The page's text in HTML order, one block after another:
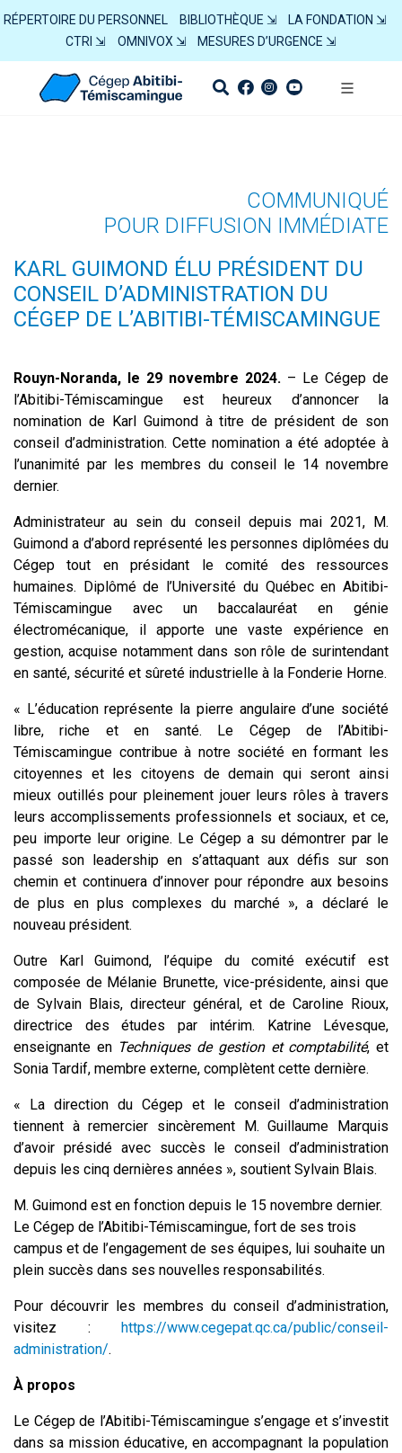
RÉPERTOIRE DU PERSONNEL BIBLIOTHÈQUE ⇲
LA FONDATION ⇲
CTRI ⇲
OMNIVOX ⇲ MESURES D’URGENCE ⇲
COMMUNIQUÉ
POUR DIFFUSION IMMÉDIATE
KARL GUIMOND ÉLU PRÉSIDENT DU
CONSEIL D’ADMINISTRATION DU
CÉGEP DE L’ABITIBI-TÉMISCAMINGUE
Rouyn-Noranda, le 29 novembre 2024. – Le Cégep de
l’Abitibi-Témiscamingue est heureux d’annoncer la
nomination de Karl Guimond à titre de président de son
conseil d’administration. Cette nomination a été adoptée à
l’unanimité par les membres du conseil le 14 novembre
dernier.
Administrateur au sein du conseil depuis mai 2021, M.
Guimond a d’abord représenté les personnes diplômées du
Cégep tout en présidant le comité des ressources
humaines. Diplômé de l’Université du Québec en Abitibi-
Témiscamingue avec un baccalauréat en génie
électromécanique, il apporte une vaste expérience en
gestion, acquise notamment dans son rôle de surintendant
en santé, sécurité et sûreté industrielle à la Fonderie Horne.
« L’éducation représente la pierre angulaire d’une société
libre, riche et en santé. Le Cégep de l’Abitibi-
Témiscamingue contribue à notre société en formant les
citoyennes et les citoyens de demain qui seront ainsi
mieux outillés pour pleinement jouer leurs rôles à travers
leurs accomplissements professionnels et sociaux, et ce,
peu importe leur origine. Le Cégep a su démontrer par le
passé son leadership en s’attaquant aux défis sur son
chemin et continuera d’innover pour répondre aux besoins
de plus en plus complexes du marché », a déclaré le
nouveau président.
Outre Karl Guimond, l’équipe du comité exécutif est
composée de Mélanie Brunette, vice-présidente, ainsi que
de Sylvain Blais, directeur général, et de Caroline Rioux,
directrice des études par intérim. Katrine Lévesque,
enseignante en Techniques de gestion et comptabilité, et
Sonia Tardif, membre externe, complètent cette dernière.
« La direction du Cégep et le conseil d’administration
tiennent à remercier sincèrement M. Guillaume Marquis
d’avoir présidé avec succès le conseil d’administration
depuis les cinq dernières années », soutient Sylvain Blais.
M. Guimond est en fonction depuis le 15 novembre dernier.
Le Cégep de l’Abitibi-Témiscamingue, fort de ses trois
campus et de l’engagement de ses équipes, lui souhaite un
plein succès dans ses nouvelles responsabilités.
Pour découvrir les membres du conseil d’administration,
visitez : https://www.cegepat.qc.ca/public/conseil-
administration/.
À propos
Le Cégep de l’Abitibi-Témiscamingue s’engage et s’investit
dans sa mission éducative, en accompagnant la population